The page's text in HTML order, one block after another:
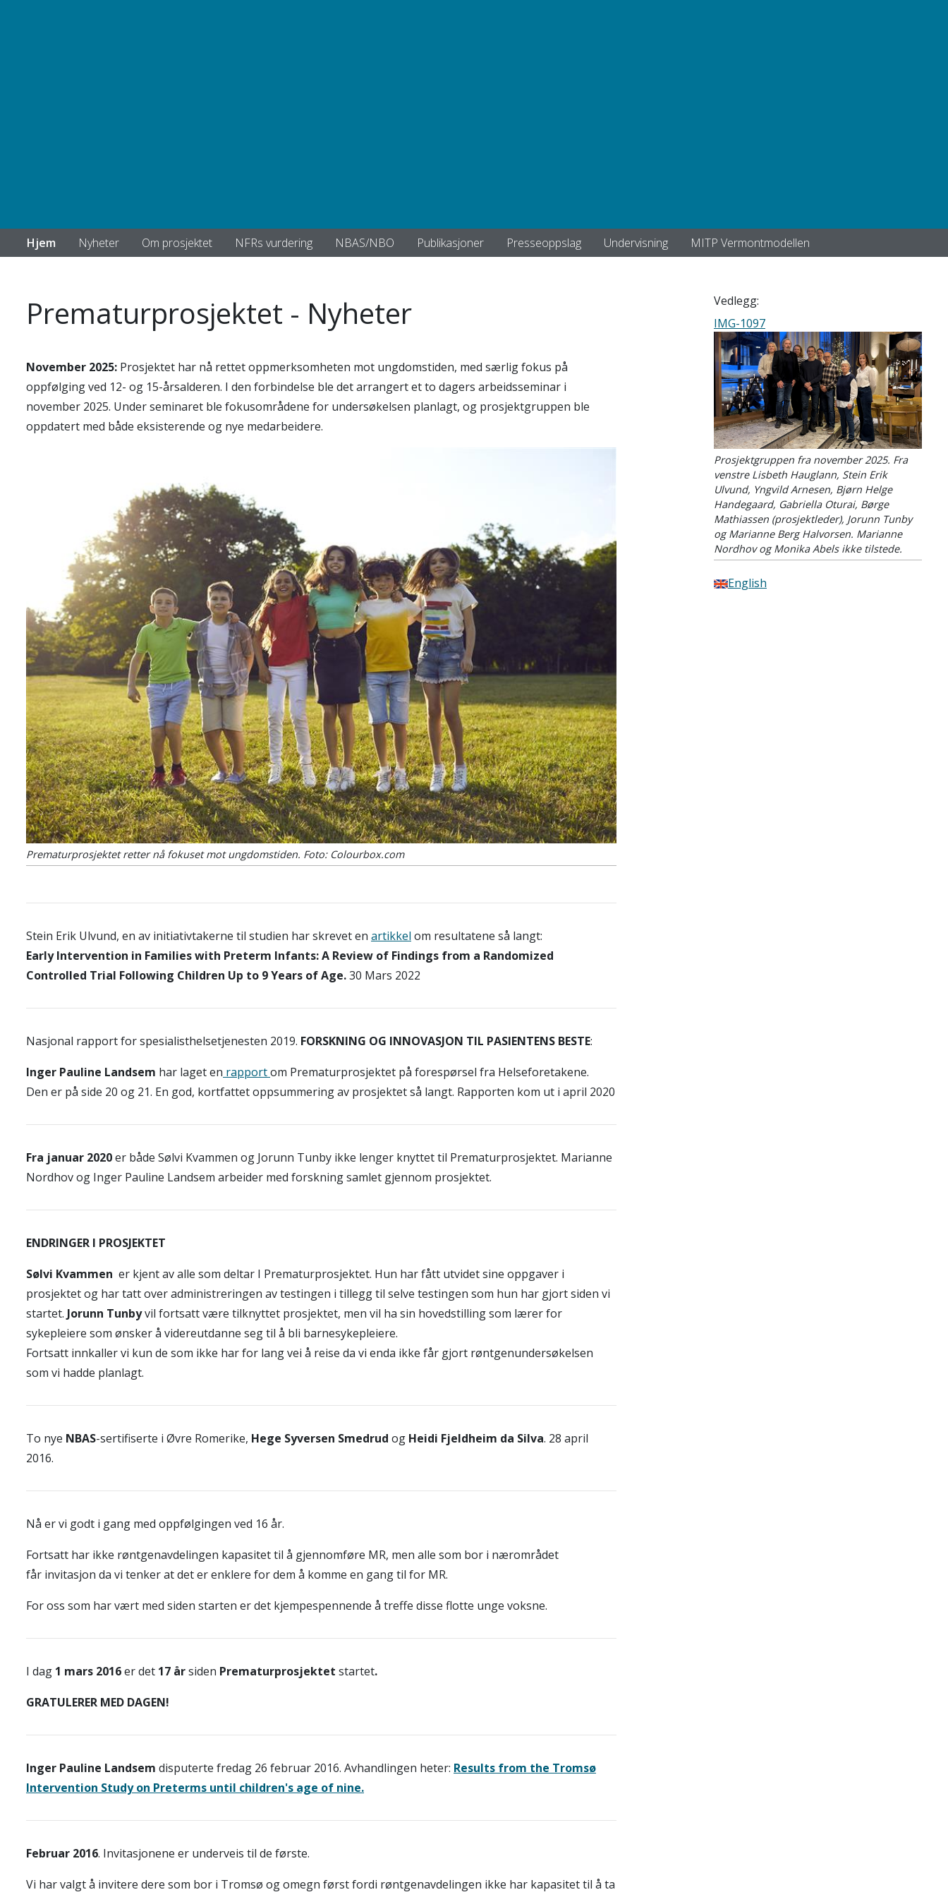
Hjem Nyheter Om prosjektet NFRs vurdering NBAS/NBO Publikasjoner Presseoppslag Undervisning MITP Vermontmodellen
Prematurprosjektet - Nyheter
November 2025: Prosjektet har nå rettet oppmerksomheten mot ungdomstiden, med særlig fokus på
oppfølging ved 12- og 15-årsalderen. I den forbindelse ble det arrangert et to dagers arbeidsseminar i
november 2025. Under seminaret ble fokusområdene for undersøkelsen planlagt, og prosjektgruppen ble
oppdatert med både eksisterende og nye medarbeidere.
Prematurprosjektet retter nå fokuset mot ungdomstiden. Foto: Colourbox.com
Stein Erik Ulvund, en av initiativtakerne til studien har skrevet en artikkel om resultatene så langt:
Early Intervention in Families with Preterm Infants: A Review of Findings from a Randomized
Controlled Trial Following Children Up to 9 Years of Age.30 Mars 2022
Nasjonal rapport for spesialisthelsetjenesten 2019. FORSKNING OG INNOVASJON TIL PASIENTENS BESTE:
Inger Pauline Landsem har laget en rapportom Prematurprosjektet på forespørsel fra Helseforetakene.
Den er på side 20 og 21. En god, kortfattet oppsummering av prosjektet så langt. Rapporten kom ut i april 2020
Fra januar 2020er både Sølvi Kvammen og Jorunn Tunby ikke lenger knyttet til Prematurprosjektet. Marianne
Nordhov og Inger Pauline Landsem arbeider med forskning samlet gjennom prosjektet.
ENDRINGER I PROSJEKTET
Sølvi Kvammen er kjent av alle som deltar I Prematurprosjektet. Hun har fått utvidet sine oppgaver i
prosjektet og har tatt over administreringen av testingen i tillegg til selve testingen som hun har gjort siden vi
startet. Jorunn Tunbyvil fortsatt være tilknyttet prosjektet, men vil ha sin hovedstilling som lærer for
sykepleiere som ønsker å videreutdanne seg til å bli barnesykepleiere.
Fortsatt innkaller vi kun de som ikke har for lang vei å reise da vi enda ikke får gjort røntgenundersøkelsen
som vi hadde planlagt.
To nye NBAS-sertifiserte i Øvre Romerike, Hege Syversen Smedrud og Heidi Fjeldheim da Silva. 28 april
2016.
Nå er vi godt i gang med oppfølgingen ved 16 år.
Fortsatt har ikke røntgenavdelingen kapasitet til å gjennomføre MR, men alle som bor i nærområdet
får invitasjon da vi tenker at det er enklere for dem å komme en gang til for MR.
For oss som har vært med siden starten er det kjempespennende å treffe disse flotte unge voksne.
I dag 1 mars 2016er det 17 årsiden Prematurprosjektet startet.
GRATULERER MED DAGEN!
Inger Pauline Landsem disputerte fredag 26 februar 2016. Avhandlingen heter: Results from the Tromsø
Intervention Study on Preterms until children's age of nine.
Februar 2016. Invitasjonene er underveis til de første.
Vi har valgt å invitere dere som bor i Tromsø og omegn først fordi røntgenavdelingen ikke har kapasitet til å ta
Vedlegg:
IMG-1097
Prosjektgruppen fra november 2025. Fra
venstre Lisbeth Hauglann, Stein Erik
Ulvund, Yngvild Arnesen, Bjørn Helge
Handegaard, Gabriella Oturai, Børge
Mathiassen (prosjektleder), Jorunn Tunby
og Marianne Berg Halvorsen. Marianne
Nordhov og Monika Abels ikke tilstede.
English